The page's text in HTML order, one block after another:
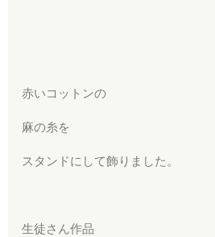
赤いコットンの
麻の糸を
スタンドにして飾りました。
生徒さん作品